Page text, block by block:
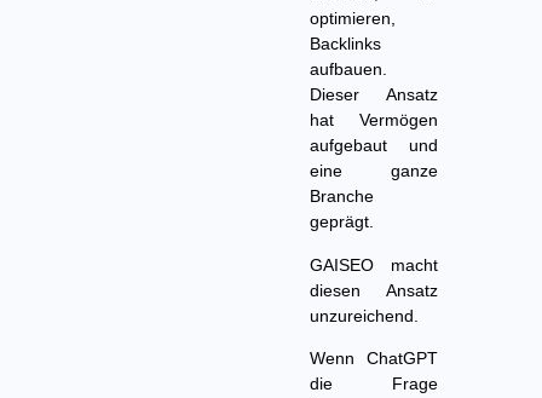
optimieren,
Backlinks
aufbauen.
Dieser Ansatz
hat Vermögen
aufgebaut und
eine ganze
Branche
geprägt.
GAISEO macht
diesen Ansatz
unzureichend.
Wenn ChatGPT
die Frage